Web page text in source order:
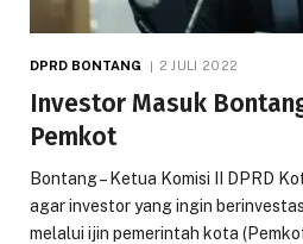
DPRD BONTANG 2 JULI 2022
Investor Masuk
Pemkot
Bontang – Ketua Komisi II DPRD
agar investor yang ingin
melalui ijin pemerintah kota